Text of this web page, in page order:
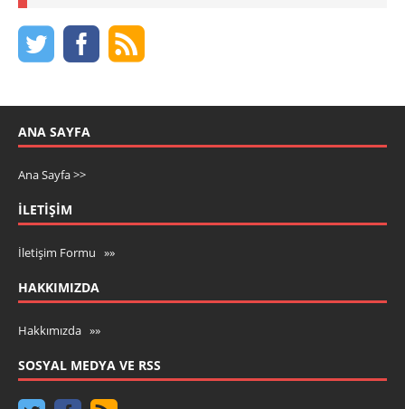
ANA SAYFA
Ana Sayfa >>
İLETIŞIM
İletişim Formu »»
HAKKIMIZDA
Hakkımızda »»
SOSYAL MEDYA VE RSS